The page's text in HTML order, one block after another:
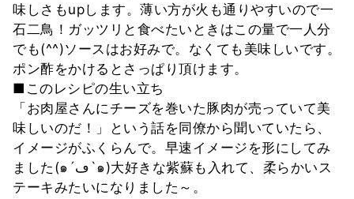
味しさもupします。薄い方が火も通りやすいので一
石二鳥！ガッツリと食べたいときはこの量で一人分
でも(^^)ソースはお好みで。なくても美味しいです。
ポン酢をかけるとさっぱり頂けます。
■このレシピの生い立ち
「お肉屋さんにチーズを巻いた豚肉が売っていて美
味しいのだ！」という話を同僚から聞いていたら、
イメージがふくらんで。早速イメージを形にしてみ
ました(๑´ڡ`๑)大好きな紫蘇も入れて、柔らかいス
テーキみたいになりました～。